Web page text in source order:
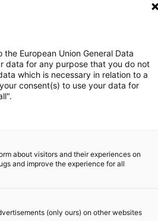
50%
European Union General Data
data for any purpose that you do not
which is necessary in relation to a
consent(s) to use your data for
about visitors and their experiences on
and improve the experience for all
(only ours) on other websites